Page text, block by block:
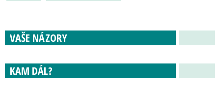
VAŠE NÁZORY
KAM DÁL?